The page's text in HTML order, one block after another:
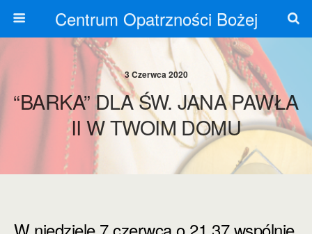
Centrum Opatrzności Bożej
3 Czerwca 2020
“BARKA” DLA ŚW. JANA PAWŁA
II W TWOIM DOMU